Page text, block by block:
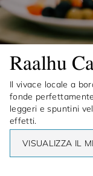
Raalhu
Il vivace locale a
fonde
leggeri e spuntini
effetti.
VISUALIZZA IL